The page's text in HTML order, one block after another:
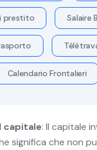
prestito Salaire
Calendario Frontalieri
capitale: Il capitale
significa che non